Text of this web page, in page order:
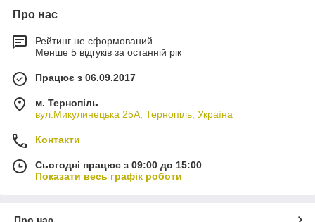
Про нас
Рейтинг не сформований
Менше 5 відгуків за останній рік
Працює з 06.09.2017
м. Тернопіль
вул.Микулинецька 25А, Тернопіль, Україна
Контакти
Сьогодні працює з 09:00 до 15:00
Показати весь графік роботи